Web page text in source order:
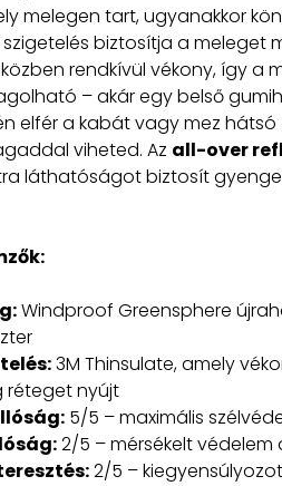
melegen tart, ugyanakkor
szigetelés biztosítja a meleget
rendkívül vékony, így a
– akár egy belső
elfér a kabát vagy mez
viheted. Az all-over
láthatóságot biztosít
Windproof Greensphere
3M Thinsulate, amely
réteget nyújt
5/5 – maximális
2/5 – mérsékelt védelem
2/5 –